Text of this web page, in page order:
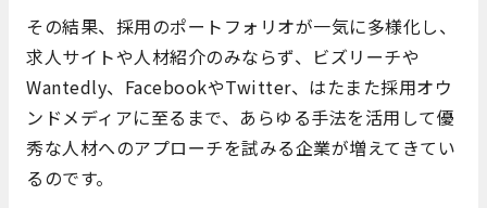
その結果、採用のポートフォリオが一気に多様化し、
求人サイトや人材紹介のみならず、ビズリーチや
Wantedly、FacebookやTwitter、はたまた採用オウ
ンドメディアに至るまで、あらゆる手法を活用して優
秀な人材へのアプローチを試みる企業が増えてきてい
るのです。